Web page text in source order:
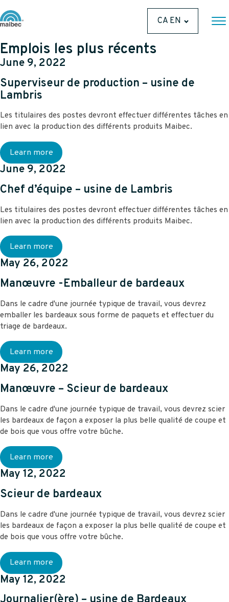
CA EN
Emplois les plus récents
June 9, 2022
Superviseur de production – usine de
Lambris
Les titulaires des postes devront effectuer différentes tâches en
lien avec la production des différents produits Maibec.
Learn more
June 9, 2022
Chef d’équipe – usine de Lambris
Les titulaires des postes devront effectuer différentes tâches en
lien avec la production des différents produits Maibec.
Learn more
May 26, 2022
Manœuvre -Emballeur de bardeaux
Dans le cadre d'une journée typique de travail, vous devrez
emballer les bardeaux sous forme de paquets et effectuer du
triage de bardeaux.
Learn more
May 26, 2022
Manœuvre – Scieur de bardeaux
Dans le cadre d'une journée typique de travail, vous devrez scier
les bardeaux de façon a exposer la plus belle qualité de coupe et
de bois que vous offre votre bûche.
Learn more
May 12, 2022
Scieur de bardeaux
Dans le cadre d'une journée typique de travail, vous devrez scier
les bardeaux de façon a exposer la plus belle qualité de coupe et
de bois que vous offre votre bûche.
Learn more
May 12, 2022